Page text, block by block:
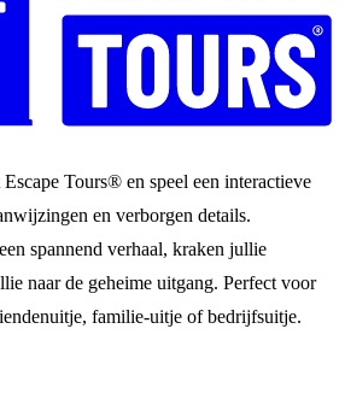
Tours® en speel een interactieve
en verborgen details.
spannend verhaal, kraken jullie
naar de geheime uitgang. Perfect voor
familie-uitje of bedrijfsuitje.